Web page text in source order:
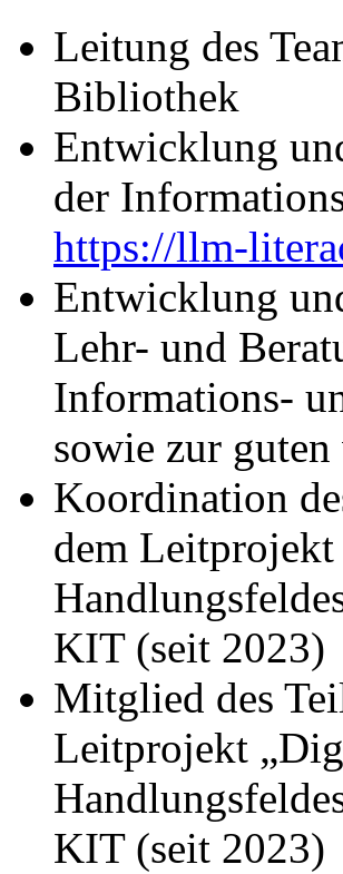
Leitung des
Bibliothek
Entwicklung
der
https://llm-
Entwicklung
Lehr- und
Informations-
sowie zur
Koordination
dem Leitprojekt
KIT (seit 2023)
Mitglied des
Leitprojekt
KIT (seit 2023)